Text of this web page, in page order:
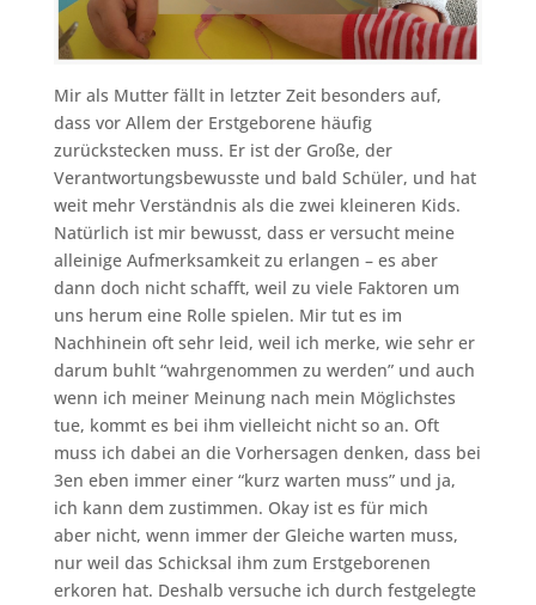
Mir als Mutter fällt in letzter Zeit besonders auf,
dass vor Allem der Erstgeborene häufig
zurückstecken muss. Er ist der Große, der
Verantwortungsbewusste und bald Schüler, und hat
weit mehr Verständnis als die zwei kleineren Kids.
Natürlich ist mir bewusst, dass er versucht meine
alleinige Aufmerksamkeit zu erlangen – es aber
dann doch nicht schafft, weil zu viele Faktoren um
uns herum eine Rolle spielen. Mir tut es im
Nachhinein oft sehr leid, weil ich merke, wie sehr er
darum buhlt “wahrgenommen zu werden” und auch
wenn ich meiner Meinung nach mein Möglichstes
tue, kommt es bei ihm vielleicht nicht so an. Oft
muss ich dabei an die Vorhersagen denken, dass bei
3en eben immer einer “kurz warten muss” und ja,
ich kann dem zustimmen. Okay ist es für mich
aber nicht, wenn immer der Gleiche warten muss,
nur weil das Schicksal ihm zum Erstgeborenen
erkoren hat. Deshalb versuche ich durch festgelegte